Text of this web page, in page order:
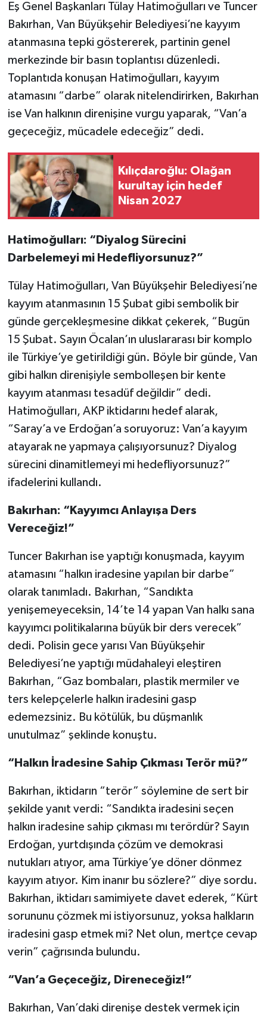
Eş Genel Başkanları Tülay Hatimoğulları ve Tuncer
Bakırhan, Van Büyükşehir Belediyesi’ne kayyım
atanmasına tepki göstererek, partinin genel
merkezinde bir basın toplantısı düzenledi.
Toplantıda konuşan Hatimoğulları, kayyım
atamasını “darbe” olarak nitelendirirken, Bakırhan
ise Van halkının direnişine vurgu yaparak, “Van’a
geçeceğiz, mücadele edeceğiz” dedi.
Kılıçdaroğlu: Olağan
kurultay için hedef
Nisan 2027
Hatimoğulları: “Diyalog Sürecini
Darbelemeyi mi Hedefliyorsunuz?”
Tülay Hatimoğulları, Van Büyükşehir Belediyesi’ne
kayyım atanmasının 15 Şubat gibi sembolik bir
günde gerçekleşmesine dikkat çekerek, “Bugün
15 Şubat. Sayın Öcalan’ın uluslararası bir komplo
ile Türkiye’ye getirildiği gün. Böyle bir günde, Van
gibi halkın direnişiyle sembolleşen bir kente
kayyım atanması tesadüf değildir” dedi.
Hatimoğulları, AKP iktidarını hedef alarak,
“Saray’a ve Erdoğan’a soruyoruz: Van’a kayyım
atayarak ne yapmaya çalışıyorsunuz? Diyalog
sürecini dinamitlemeyi mi hedefliyorsunuz?”
ifadelerini kullandı.
Bakırhan: “Kayyımcı Anlayışa Ders
Vereceğiz!”
Tuncer Bakırhan ise yaptığı konuşmada, kayyım
atamasını “halkın iradesine yapılan bir darbe”
olarak tanımladı. Bakırhan, “Sandıkta
yenişemeyeceksin, 14’te 14 yapan Van halkı sana
kayyımcı politikalarına büyük bir ders verecek”
dedi. Polisin gece yarısı Van Büyükşehir
Belediyesi’ne yaptığı müdahaleyi eleştiren
Bakırhan, “Gaz bombaları, plastik mermiler ve
ters kelepçelerle halkın iradesini gasp
edemezsiniz. Bu kötülük, bu düşmanlık
unutulmaz” şeklinde konuştu.
“Halkın İradesine Sahip Çıkması Terör mü?”
Bakırhan, iktidarın “terör” söylemine de sert bir
şekilde yanıt verdi: “Sandıkta iradesini seçen
halkın iradesine sahip çıkması mı terördür? Sayın
Erdoğan, yurtdışında çözüm ve demokrasi
nutukları atıyor, ama Türkiye’ye döner dönmez
kayyım atıyor. Kim inanır bu sözlere?” diye sordu.
Bakırhan, iktidarı samimiyete davet ederek, “Kürt
sorununu çözmek mi istiyorsunuz, yoksa halkların
iradesini gasp etmek mi? Net olun, mertçe cevap
verin” çağrısında bulundu.
“Van’a Geçeceğiz, Direneceğiz!”
Bakırhan, Van’daki direnişe destek vermek için